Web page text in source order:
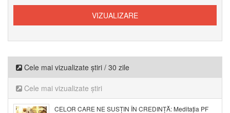
Cele mai vizualizate știri / 30 zile
Cele mai vizualizate știri
CELOR CARE NE SUSȚIN ÎN CREDINȚĂ: Meditația PF